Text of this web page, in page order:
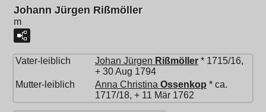
Johann Jürgen Rißmöller
m
Vater-leiblich Johan Jürgen Rißmöller * 1715/16,
+ 30 Aug 1794
Mutter-leiblich
Anna Christina Ossenkop * ca.
1717/18, + 11 Mär 1762